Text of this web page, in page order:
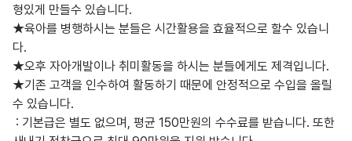
형있게 만들수 있습니다.
★육아를 병행하시는 분들은 시간활용을 효율적으로 할수 있습니
다.
★오후 자아개발이나 취미활동을 하시는 분들에게도 제격입니다.
★기존 고객을 인수하여 활동하기 때문에 안정적으로 수입을 올릴
수 있습니다.